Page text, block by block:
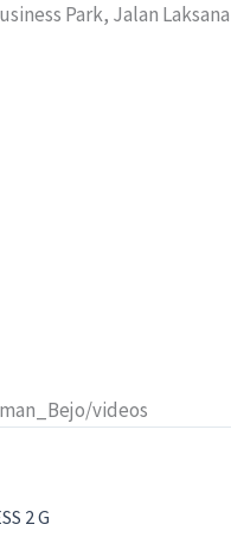
Park, Jalan
videos
2 G